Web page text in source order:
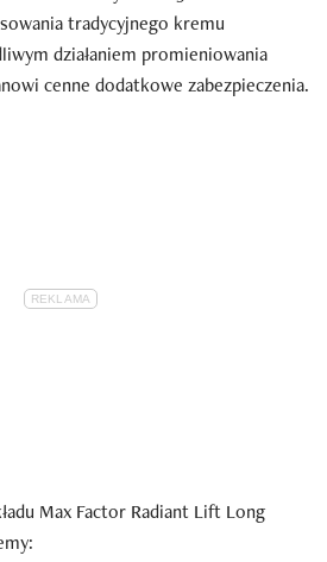
tradycyjnego kremu
działaniem promieniowania
cenne dodatkowe zabezpieczenia.
Max Factor Radiant Lift Long